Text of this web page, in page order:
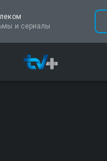
и сериалы